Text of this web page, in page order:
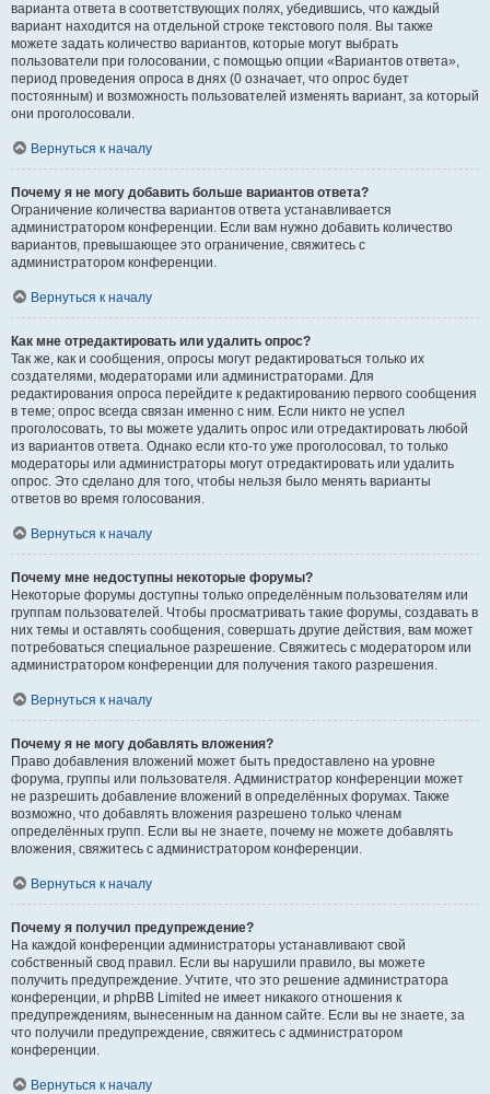
варианта ответа в соответствующих полях, убедившись, что каждый
вариант находится на отдельной строке текстового поля. Вы также
можете задать количество вариантов, которые могут выбрать
пользователи при голосовании, с помощью опции «Вариантов ответа»,
период проведения опроса в днях (0 означает, что опрос будет
постоянным) и возможность пользователей изменять вариант, за который
они проголосовали.
Вернуться к началу
Почему я не могу добавить больше вариантов ответа?
Ограничение количества вариантов ответа устанавливается
администратором конференции. Если вам нужно добавить количество
вариантов, превышающее это ограничение, свяжитесь с
администратором конференции.
Вернуться к началу
Как мне отредактировать или удалить опрос?
Так же, как и сообщения, опросы могут редактироваться только их
создателями, модераторами или администраторами. Для
редактирования опроса перейдите к редактированию первого сообщения
в теме; опрос всегда связан именно с ним. Если никто не успел
проголосовать, то вы можете удалить опрос или отредактировать любой
из вариантов ответа. Однако если кто-то уже проголосовал, то только
модераторы или администраторы могут отредактировать или удалить
опрос. Это сделано для того, чтобы нельзя было менять варианты
ответов во время голосования.
Вернуться к началу
Почему мне недоступны некоторые форумы?
Некоторые форумы доступны только определённым пользователям или
группам пользователей. Чтобы просматривать такие форумы, создавать в
них темы и оставлять сообщения, совершать другие действия, вам может
потребоваться специальное разрешение. Свяжитесь с модератором или
администратором конференции для получения такого разрешения.
Вернуться к началу
Почему я не могу добавлять вложения?
Право добавления вложений может быть предоставлено на уровне
форума, группы или пользователя. Администратор конференции может
не разрешить добавление вложений в определённых форумах. Также
возможно, что добавлять вложения разрешено только членам
определённых групп. Если вы не знаете, почему не можете добавлять
вложения, свяжитесь с администратором конференции.
Вернуться к началу
Почему я получил предупреждение?
На каждой конференции администраторы устанавливают свой
собственный свод правил. Если вы нарушили правило, вы можете
получить предупреждение. Учтите, что это решение администратора
конференции, и phpBB Limited не имеет никакого отношения к
предупреждениям, вынесенным на данном сайте. Если вы не знаете, за
что получили предупреждение, свяжитесь с администратором
конференции.
Вернуться к началу